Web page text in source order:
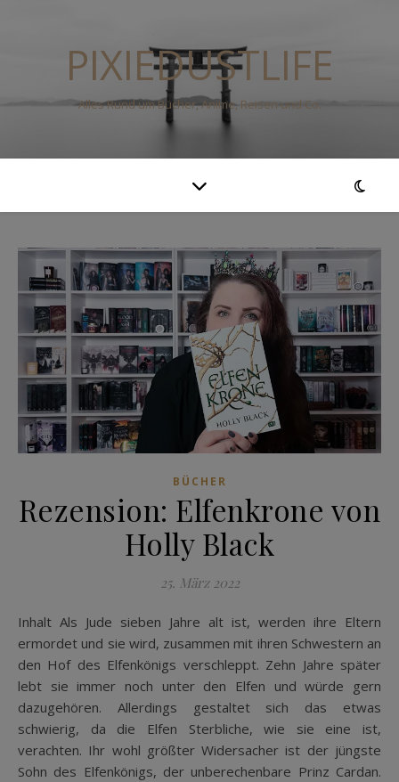
PIXIEDUSTLIFE
Alles Rund um Bücher, Anime, Reisen und Co.
BÜCHER
Rezension: Elfenkrone von
Holly Black
25. März 2022
Inhalt Als Jude sieben Jahre alt ist, werden ihre Eltern
ermordet und sie wird, zusammen mit ihren Schwestern an
den Hof des Elfenkönigs verschleppt. Zehn Jahre später
lebt sie immer noch unter den Elfen und würde gern
dazugehören. Allerdings gestaltet sich das etwas
schwierig, da die Elfen Sterbliche, wie sie eine ist,
verachten. Ihr wohl größter Widersacher ist der jüngste
Sohn des Elfenkönigs, der unberechenbare Prinz Cardan.